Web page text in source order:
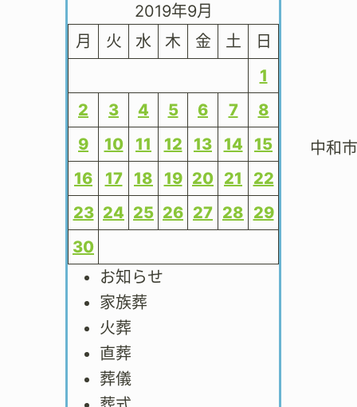
2019年9月
月
火 水 木 金 土
日
1
2
3 4 5 6 7
8
9
10 11 12 13 14
15
16
17 18 19 20 21
22
23 24 25 26 27 28 29
30
お知らせ
家族葬
火葬
直葬
葬儀
中和